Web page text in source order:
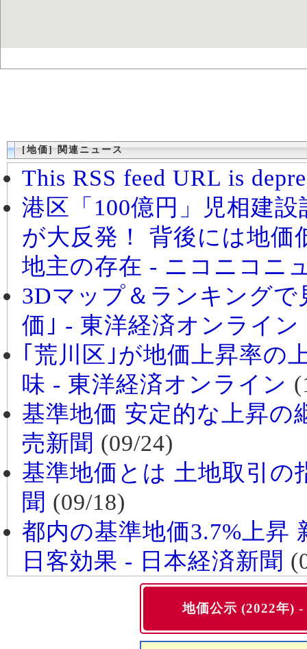
[地価] 関連ニュース
This RSS feed URL is
港区「100億円」児相建
が大反発！ 背後には地価
地主の存在 - ニコニコニ
3Dマップ＆ランキングで
価｣ - 東洋経済オンライン
｢荒川区｣が地価上昇率の
味 - 東洋経済オンライン
基準地価 安定的な上昇の
売新聞 (09/24)
基準地価とは 土地取引の
聞 (09/18)
都内の基準地価3.7%上昇
日客効果 - 日本経済新聞
地価公示 (2022年)